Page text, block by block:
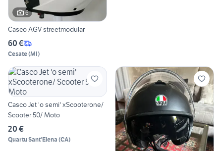
6
Casco AGV streetmodular
60 €
Cesate(MI)
Casco Jet 'o semi' xScooterone/
Scooter 50/ Moto
20 €
Quartu Sant'Elena (CA)